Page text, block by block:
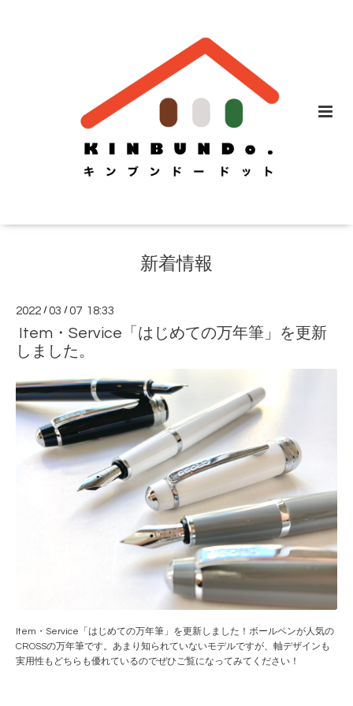
新着情報
2022 /03 /07 18:33
Item・Service「はじめての万年筆」を更新
しました。
Item・Service「はじめての万年筆」を更新しました！ボールペンが人気の
CROSSの万年筆です。あまり知られていないモデルですが、軸デザインも
実用性もどちらも優れているのでぜひご覧になってみてください！